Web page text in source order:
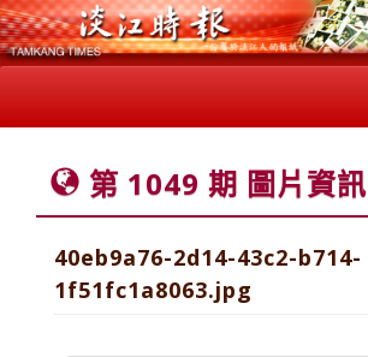
第 1049 期 圖片資訊
40eb9a76-2d14-43c2-b714-
1f51fc1a8063.jpg